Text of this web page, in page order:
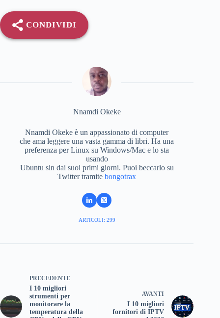
CONDIVIDI
Nnamdi Okeke
Nnamdi Okeke è un appassionato di computer
che ama leggere una vasta gamma di libri. Ha una
preferenza per Linux su Windows/Mac e lo sta
usando
Ubuntu sin dai suoi primi giorni. Puoi beccarlo su
Twitter tramitebongotrax
ARTICOLI: 299
PRECEDENTE
I 10 migliori
strumenti per
monitorare la
temperatura della
AVANTI
I 10 migliori
fornitori di IPTV